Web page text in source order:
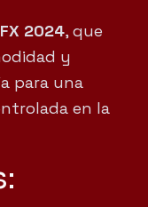
2024, que
y
para una
en la